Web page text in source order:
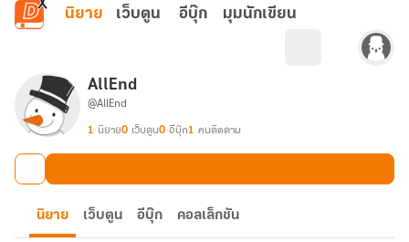
ข้ามไปยังเนื้อหาหลัก
นิยาย เว็บตูน อีบุ๊ก มุมนักเขียน
AllEnd
@AllEnd
1 นิยาย0 เว็บตูน0 อีบุ๊ก1 คนติดตาม
นิยาย เว็บตูน อีบุ๊ก คอลเล็กชัน